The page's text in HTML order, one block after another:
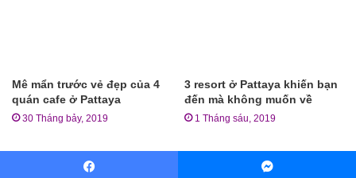
Mê mẩn trước vẻ đẹp của 4
quán cafe ở Pattaya
30 Tháng bảy, 2019
3 resort ở Pattaya khiến bạn
đến mà không muốn về
1 Tháng sáu, 2019